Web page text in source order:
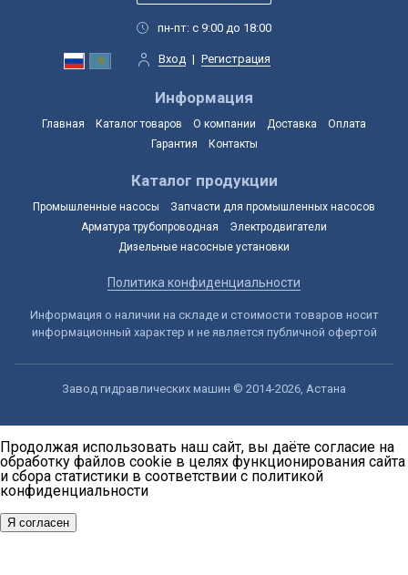
пн-пт: с 9:00 до 18:00
Вход | Регистрация
Информация
Главная Каталог товаров О компании Доставка
Оплата
Гарантия
Контакты
Каталог продукции
Промышленные насосы
Запчасти для промышленных насосов
Арматура трубопроводная
Электродвигатели
Дизельные насосные установки
Политика конфиденциальности
Информация о наличии на складе и стоимости товаров носит
информационный характер и не является публичной офертой
Завод гидравлических машин © 2014-2026, Астана
Продолжая использовать наш сайт, вы даёте согласие на
обработку файлов cookie в целях функционирования сайта
и сбора статистики в соответствии с политикой
конфиденциальности
Я согласен